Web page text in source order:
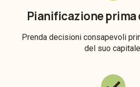
Pianificazione prima
Prenda decisioni consapevoli
del suo